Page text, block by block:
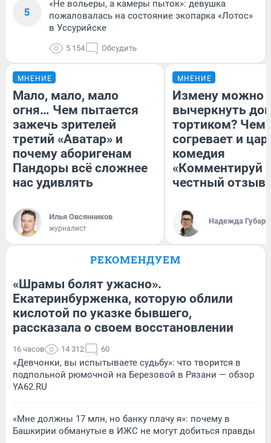
5
«Не вольеры, а камеры пыток»: девушка
пожаловалась на состояние экопарка «Лотос»
в Уссурийске
5 154 Обсудить
МНЕНИЕ
Мало, мало, мало
огня… Чем пытается
зажечь зрителей
третий «Аватар» и
почему аборигенам
Пандоры всё сложнее
нас удивлять
Илья Овсянников
журналист
МНЕНИЕ
Измену можно
вычеркнуть
тортиком? Чем
согревает и
комедия
«Комментируй
честный отзыв
Надежда Губарь
РЕКОМЕНДУЕМ
«Шрамы болят ужасно».
Екатеринбурженка, которую облили
кислотой по указке бывшего,
рассказала о своем восстановлении
16 часов 14 312 60
«Девчонки, вы испытываете судьбу»: что творится в
подпольной рюмочной на Березовой в Рязани — обзор
YA62.RU
«Мне должны 17 млн, но банку плачу я»: почему в
Башкирии обманутые в ИЖС не могут добиться правды